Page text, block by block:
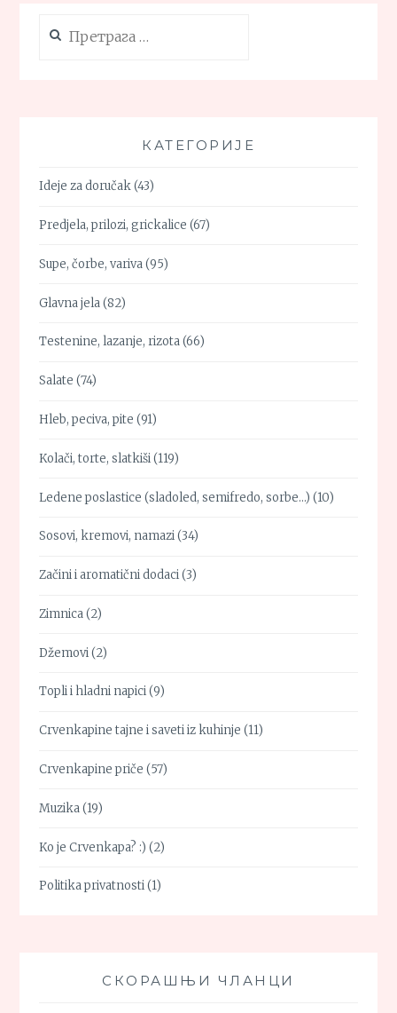
за:
КАТЕГОРИЈЕ
Ideje za doručak(43)
Predjela, prilozi, grickalice (67)
Supe, čorbe, variva(95)
Glavna jela(82)
Testenine, lazanje, rizota(66)
Salate (74)
Hleb, peciva, pite (91)
Kolači, torte, slatkiši(119)
Ledene poslastice (sladoled, semifredo, sorbe…) (10)
Sosovi, kremovi, namazi(34)
Začini i aromatični dodaci(3)
Zimnica(2)
Džemovi(2)
Topli i hladni napici(9)
Crvenkapine tajne i saveti iz kuhinje (11)
Crvenkapine priče (57)
Muzika(19)
Ko je Crvenkapa? :) (2)
Politika privatnosti(1)
СКОРАШЊИ ЧЛАНЦИ